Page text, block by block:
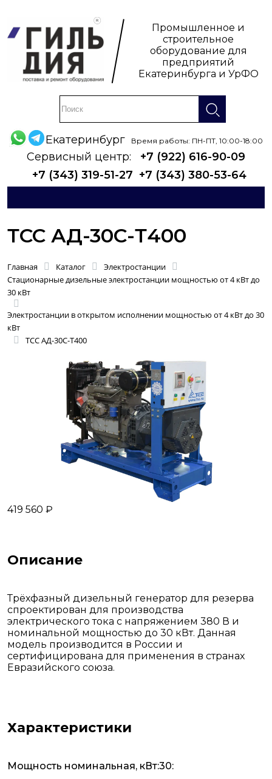
Промышленное и
строительное
оборудование для
предприятий
Екатеринбурга и УрФО
Екатеринбург Время работы: ПН-ПТ, 10:00-18:00
Сервисный центр:
+7 (922) 616-90-09
+7 (343) 319-51-27 +7 (343) 380-53-64
ТСС АД-30С-Т400
Главная Каталог
Электростанции
Стационарные дизельные электростанции мощностью от 4 кВт до
30 кВт
Электростанции в открытом исполнении мощностью от 4 кВт до 30
кВт
ТСС АД-30С-Т400
419 560 ₽
Описание
Трёхфазный дизельный генератор для резерва
спроектирован для производства
электрического тока с напряжением 380 В и
номинальной мощностью до 30 кВт. Данная
модель производится в России и
сертифицирована для применения в странах
Евразийского союза.
Характеристики
Мощность номинальная, кВт:30: